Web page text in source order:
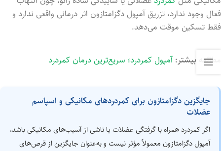
فعال وجود ندارد، تزریق آمپول دگزامتازون اثر درمانی واقعی ندارد و
فقط تسکین موقت می‌دهد.
مطالعه بیشتر: آمپول کمردرد؛ سریع‌ترین درمان کمردرد
جایگزین دگزامتازون برای کمردردهای مکانیکی و اسپاسم
عضلات
اگر کمردرد همراه با گرفتگی عضلات یا ناشی از آسیب‌های مکانیکی باشد،
آمپول دگزامتازون معمولاً مؤثر نیست و به‌عنوان جایگزین از قرص‌های